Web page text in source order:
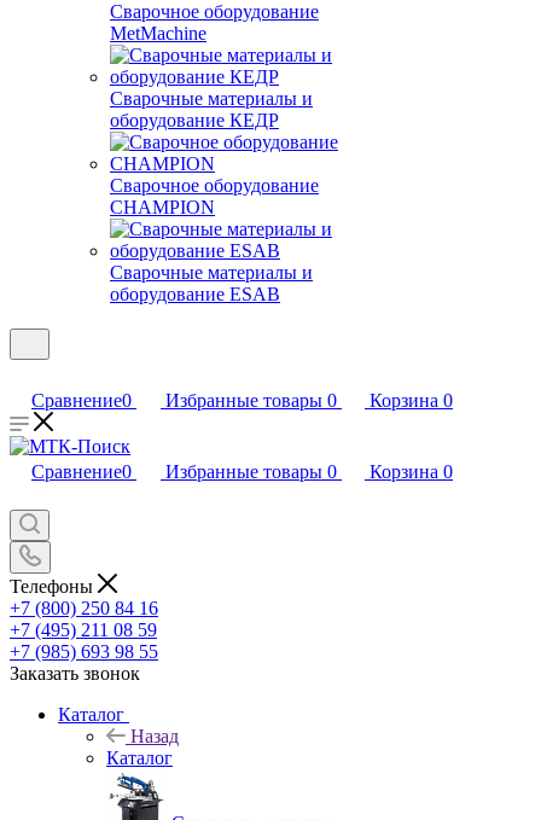
Сварочное оборудование
MetMachine
Сварочные материалы и
оборудование КЕДР
Сварочное оборудование
CHAMPION
Сварочные материалы и
оборудование ESAB
Сравнение
Сравнение0 Избранные товары 0 Корзина 0
Телефоны
+7 (800) 250 84 16
+7 (495) 211 08 59
+7 (985) 693 98 55
Заказать звонок
Каталог
Назад
Станки по металлу
Станки по металлу